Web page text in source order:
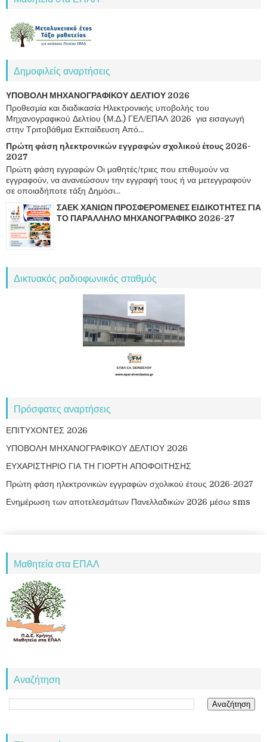
Δημοφιλείς αναρτήσεις
ΥΠΟΒΟΛΗ ΜΗΧΑΝΟΓΡΑΦΙΚΟΥ ΔΕΛΤΙΟΥ 2026
Προθεσμία και διαδικασία Ηλεκτρονικής υποβολής του
Μηχανογραφικού Δελτίου (Μ.Δ.) ΓΕΛ/ΕΠΑΛ 2026 για εισαγωγή
στην Τριτοβάθμια Εκπαίδευση Από...
Πρώτη φάση ηλεκτρονικών εγγραφών σχολικού έτους 2026-
2027
Πρώτη φάση εγγραφών Οι μαθητές/τριες που επιθυμούν να
εγγραφούν, να ανανεώσουν την εγγραφή τους ή να μετεγγραφούν
σε οποιαδήποτε τάξη Δημόσι...
ΣΑΕΚ ΧΑΝΙΩΝ ΠΡΟΣΦΕΡΟΜΕΝΕΣ ΕΙΔΙΚΟΤΗΤΕΣ ΓΙΑ
ΤΟ ΠΑΡΑΛΛΗΛΟ ΜΗΧΑΝΟΓΡΑΦΙΚΟ 2026-27
Δικτυακός ραδιοφωνικός σταθμός
Πρόσφατες αναρτήσεις
ΕΠΙΤΥΧΟΝΤΕΣ 2026
ΥΠΟΒΟΛΗ ΜΗΧΑΝΟΓΡΑΦΙΚΟΥ ΔΕΛΤΙΟΥ 2026
ΕΥΧΑΡΙΣΤΗΡΙΟ ΓΙΑ ΤΗ ΓΙΟΡΤΗ ΑΠΟΦΟΙΤΗΣΗΣ
Πρώτη φάση ηλεκτρονικών εγγραφών σχολικού έτους 2026-2027
Ενημέρωση των αποτελεσμάτων Πανελλαδικών 2026 μέσω sms
Μαθητεία στα ΕΠΑΛ
Αναζήτηση